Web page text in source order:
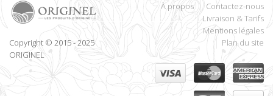
Copyright © 2015 - 2025
ORIGINEL
À propos
Contactez-nous
Livraison & Tarifs
Mentions légales
Plan du site